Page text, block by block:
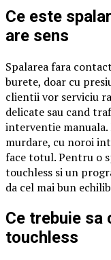
Ce este
are sens
Spalarea fara
burete, doar cu
clientii vor serviciu
delicate sau cand
interventie manuala.
murdare, cu noroi
face totul. Pentru o
touchless si un
da cel mai bun
Ce trebuie sa
touchless